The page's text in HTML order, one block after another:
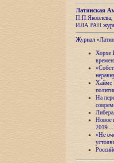
Латинская
П.П.Яковлева,
ИЛА РАН
Журнал
Хорхе
Хайме
На
Новое
«Не